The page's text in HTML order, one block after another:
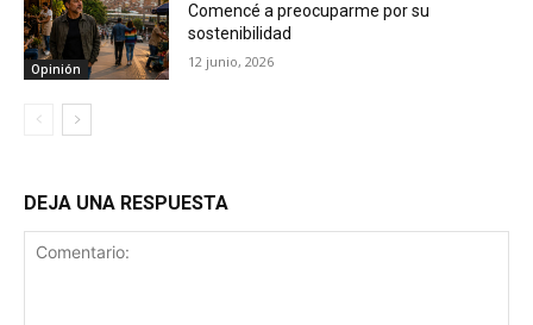
Opinión
Comencé a preocuparme por su
sostenibilidad
12 junio, 2026
DEJA UNA RESPUESTA